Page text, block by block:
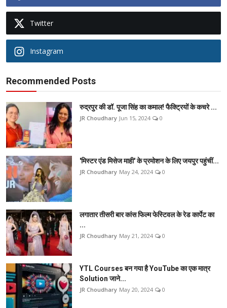
Twitter
Instagram
Recommended Posts
रुद्रपुर की डॉ. पूजा सिंह का कमाल! फैक्ट्रियों के कचरे ...
JR Choudhary Jun 15, 2024 0
'मिस्टर एंड मिसेज माही' के प्रमोशन के लिए जयपुर पहुंचीं...
JR Choudhary May 24, 2024 0
लगातार तीसरी बार कांस फिल्म फेस्टिवल के रेड कार्पेट का
...
JR Choudhary May 21, 2024 0
YTL Courses बन गया है YouTube का एक मात्र
Solution जाने...
JR Choudhary May 20, 2024 0